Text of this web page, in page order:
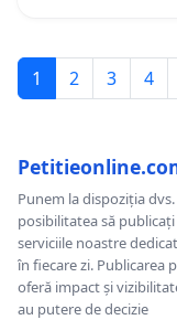
1 2 3 4
Punem la dispoziția
posibilitatea să
serviciile noastre
în fiecare zi.
oferă impact și
au putere de decizie